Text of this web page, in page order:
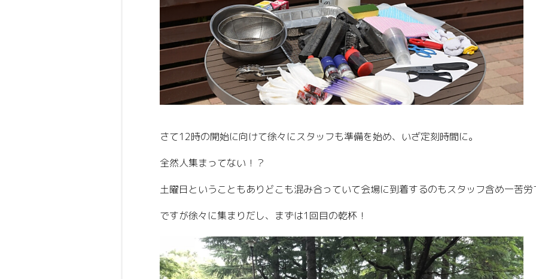
さて12時の開始に向けて徐々にスタッフも準備を始め、いざ定刻時間に。
全然人集まってない！？
土曜日ということもありどこも混み合っていて会場に到着するのもスタッフ含め一苦
ですが徐々に集まりだし、まずは1回目の乾杯！